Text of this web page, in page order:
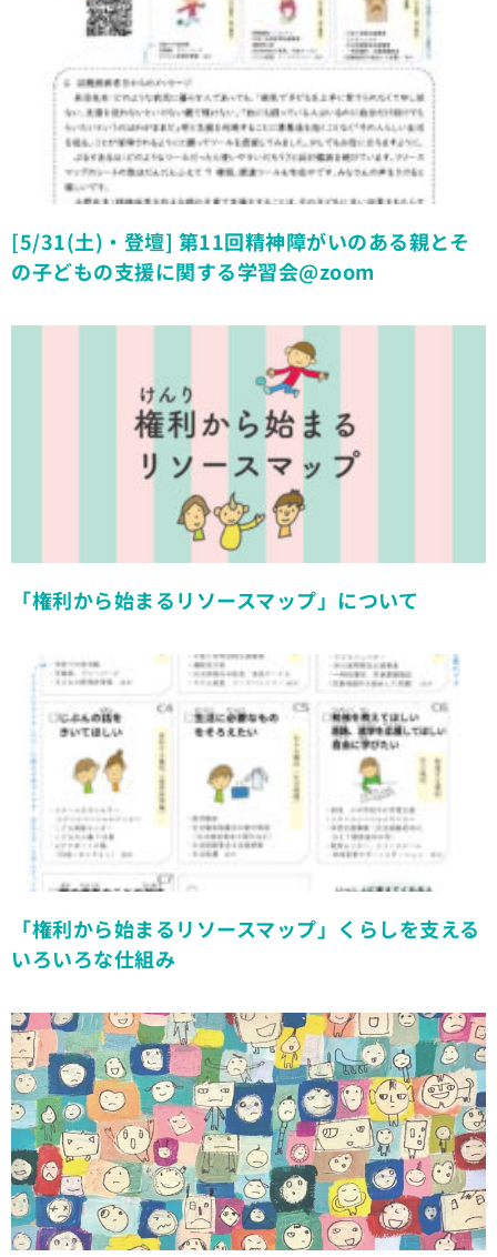
[5/31(土)・登壇] 第11回精神障がいのある親とそ
の子どもの支援に関する学習会@zoom
「権利から始まるリソースマップ」について
「権利から始まるリソースマップ」くらしを支える
いろいろな仕組み